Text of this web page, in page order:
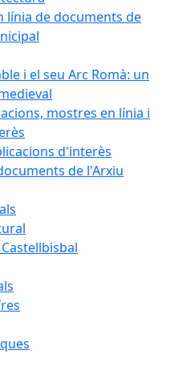
línia de documents de
i el seu Arc Romà: un
mostres en línia i
d'interès
de l'Arxiu